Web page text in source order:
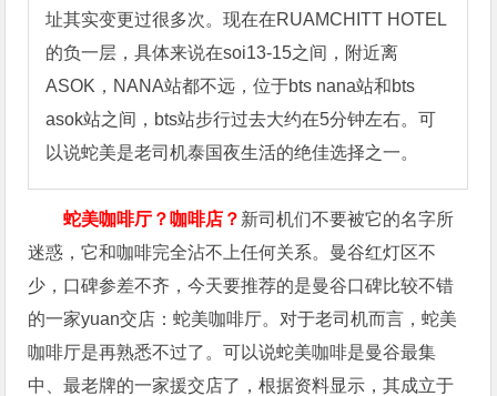
址其实变更过很多次。现在在RUAMCHITT HOTEL
的负一层，具体来说在soi13-15之间，附近离
ASOK，NANA站都不远，位于bts nana站和bts
asok站之间，bts站步行过去大约在5分钟左右。可
以说蛇美是老司机泰国夜生活的绝佳选择之一。
蛇美咖啡厅？咖啡店？ 新司机们不要被它的名字所
迷惑，它和咖啡完全沾不上任何关系。曼谷红灯区不
少，口碑参差不齐，今天要推荐的是曼谷口碑比较不错
的一家yuan交店：蛇美咖啡厅。对于老司机而言，蛇美
咖啡厅是再熟悉不过了。可以说蛇美咖啡是曼谷最集
中、最老牌的一家援交店了，根据资料显示，其成立于